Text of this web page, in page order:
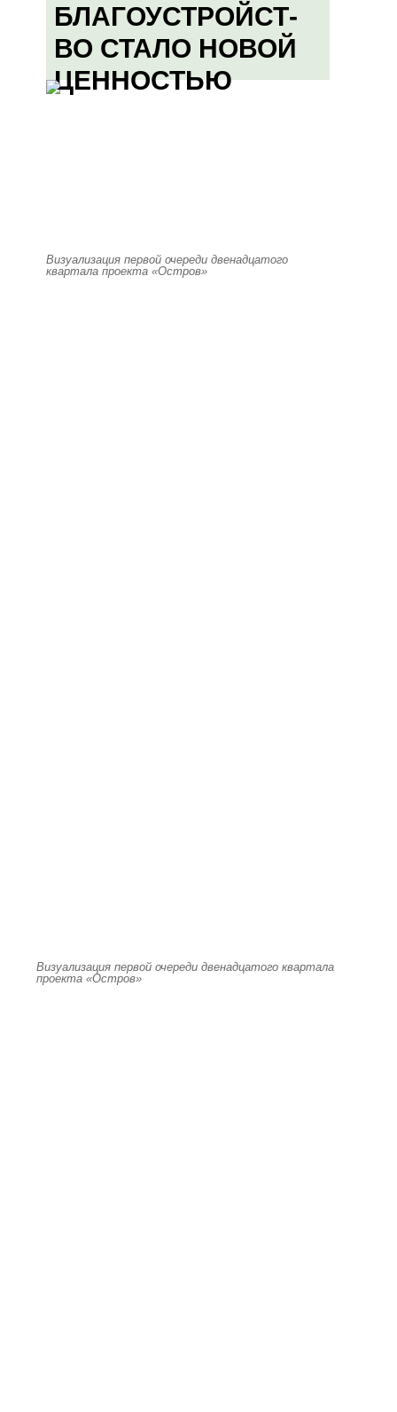
БЛАГОУСТРОЙСТ-
ВО СТАЛО НОВОЙ
ЦЕННОСТЬЮ
Визуализация первой очереди двенадцатого
квартала проекта «Остров»
Визуализация первой очереди двенадцатого квартала
проекта «Остров»